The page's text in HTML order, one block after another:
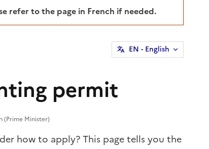
refer to the page in French if needed.
EN - English
permit
Minister)
how to apply? This page tells you the